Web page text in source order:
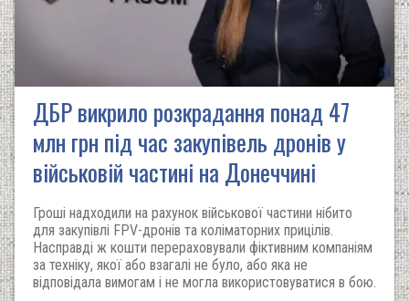
ДБР викрило розкрадання понад 47
млн грн під час закупівель дронів у
військовій частині на Донеччині
Гроші надходили на рахунок військової частини нібито
для закупівлі FPV-дронів та коліматорних прицілів.
Насправді ж кошти перераховували фіктивним компаніям
за техніку, якої або взагалі не було, або яка не
відповідала вимогам і не могла використовуватися в бою.